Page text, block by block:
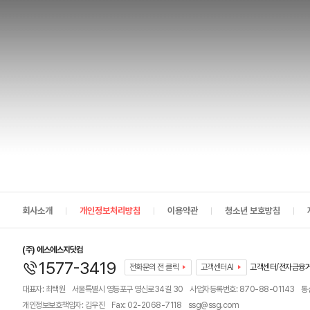
정책 및 약관 메뉴
회사소개 개인정보처리방침 이용약관 청소년 보호방침
(주) 에스에스지닷컴
1577-3419 전화문의 전 클릭 고객센터AI 고객센터/전자금융
대표자: 최택원 서울특별시 영등포구 영신로34길 30 사업자등록번호: 870-88-01143
통
개인정보보호책임자: 김우진
Fax: 02-2068-7118 ssg@ssg.com